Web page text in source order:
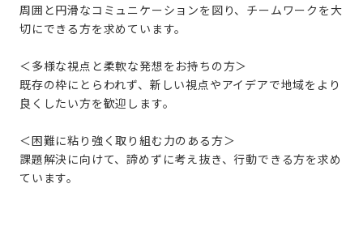
周囲と円滑なコミュニケーションを図り、チームワークを大
切にできる方を求めています。
＜多様な視点と柔軟な発想をお持ちの方＞
既存の枠にとらわれず、新しい視点やアイデアで地域をより
良くしたい方を歓迎します。
＜困難に粘り強く取り組む力のある方＞
課題解決に向けて、諦めずに考え抜き、行動できる方を求め
ています。